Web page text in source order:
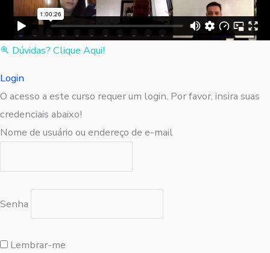
Dúvidas? Clique Aqui!
Login
O acesso a este curso requer um login. Por favor, insira suas
credenciais abaixo!
Nome de usuário ou endereço de e-mail
Senha
Lembrar-me